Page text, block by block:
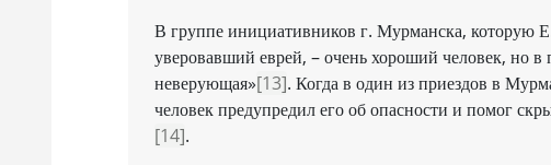
В группе инициативников г. Мурманска, которую
уверовавший еврей, – очень хороший человек, но
неверующая»[13]. Когда в один из приездов в
человек предупредил его об опасности и помог
[14].